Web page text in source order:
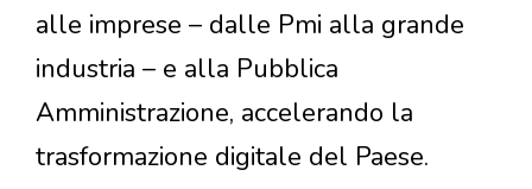
alle imprese – dalle Pmi alla grande
industria – e alla Pubblica
Amministrazione, accelerando la
trasformazione digitale del Paese.